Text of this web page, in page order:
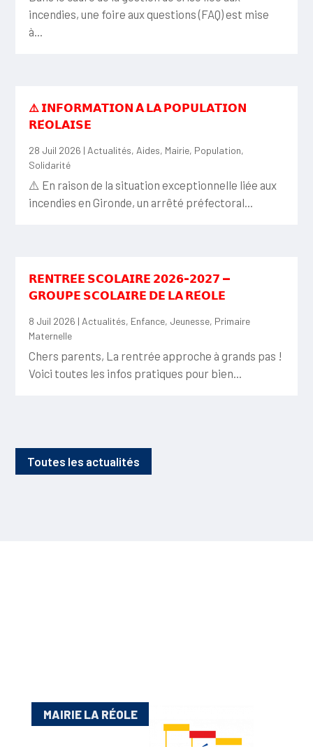
incendies, une foire aux questions (FAQ) est mise
à...
⚠️ 𝗜𝗡𝗙𝗢𝗥𝗠𝗔𝗧𝗜𝗢𝗡 𝗔̀ 𝗟𝗔 𝗣𝗢𝗣𝗨𝗟𝗔𝗧𝗜𝗢𝗡
𝗥𝗘́𝗢𝗟𝗔𝗜𝗦𝗘
28 Juil 2026 | Actualités, Aides, Mairie, Population,
Solidarité
⚠️ En raison de la situation exceptionnelle liée aux
incendies en Gironde, un arrêté préfectoral...
𝗥𝗘𝗡𝗧𝗥𝗘́𝗘 𝗦𝗖𝗢𝗟𝗔𝗜𝗥𝗘 𝟮𝟬𝟮𝟲-𝟮𝟬𝟮𝟳 —
𝗚𝗥𝗢𝗨𝗣𝗘 𝗦𝗖𝗢𝗟𝗔𝗜𝗥𝗘 𝗗𝗘 𝗟𝗔 𝗥𝗘́𝗢𝗟𝗘
8 Juil 2026 | Actualités, Enfance, Jeunesse, Primaire
Maternelle
Chers parents, La rentrée approche à grands pas !
Voici toutes les infos pratiques pour bien...
Toutes les actualités
MAIRIE LA RÉOLE